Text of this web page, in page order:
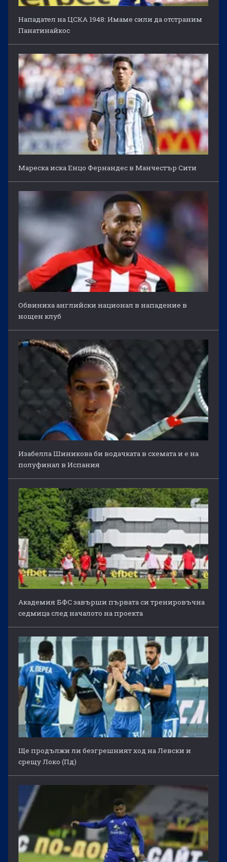
Нападател на ЦСКА 1948: Имаме сили да отстраним
Панатинайкос
Мареска иска Енцо Фернандес в Манчестър Сити
Обвиниха английски национал в нападение в
нощен клуб
Изабелла Шиникова би водачката в схемата и е на
полуфинал в Испания
Академия БФС завърши първата си тренировъчна
седмица след началото на проекта
Ще продължи ли безгрешният ход на Левски и
срещу Локо (Пд)